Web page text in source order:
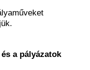
a pályázatok